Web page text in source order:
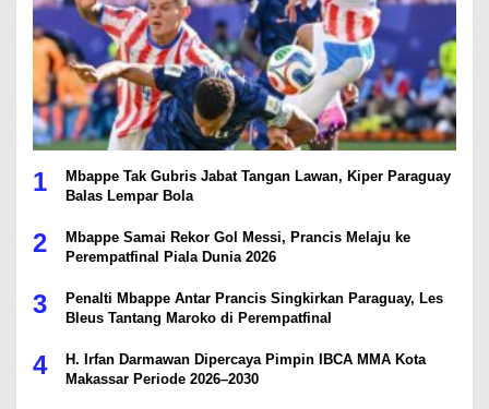
1
Mbappe Tak Gubris Jabat Tangan Lawan, Kiper Paraguay
Balas Lempar Bola
2
Mbappe Samai Rekor Gol Messi, Prancis Melaju ke
Perempatfinal Piala Dunia 2026
3
Penalti Mbappe Antar Prancis Singkirkan Paraguay, Les
Bleus Tantang Maroko di Perempatfinal
4
H. Irfan Darmawan Dipercaya Pimpin IBCA MMA Kota
Makassar Periode 2026–2030